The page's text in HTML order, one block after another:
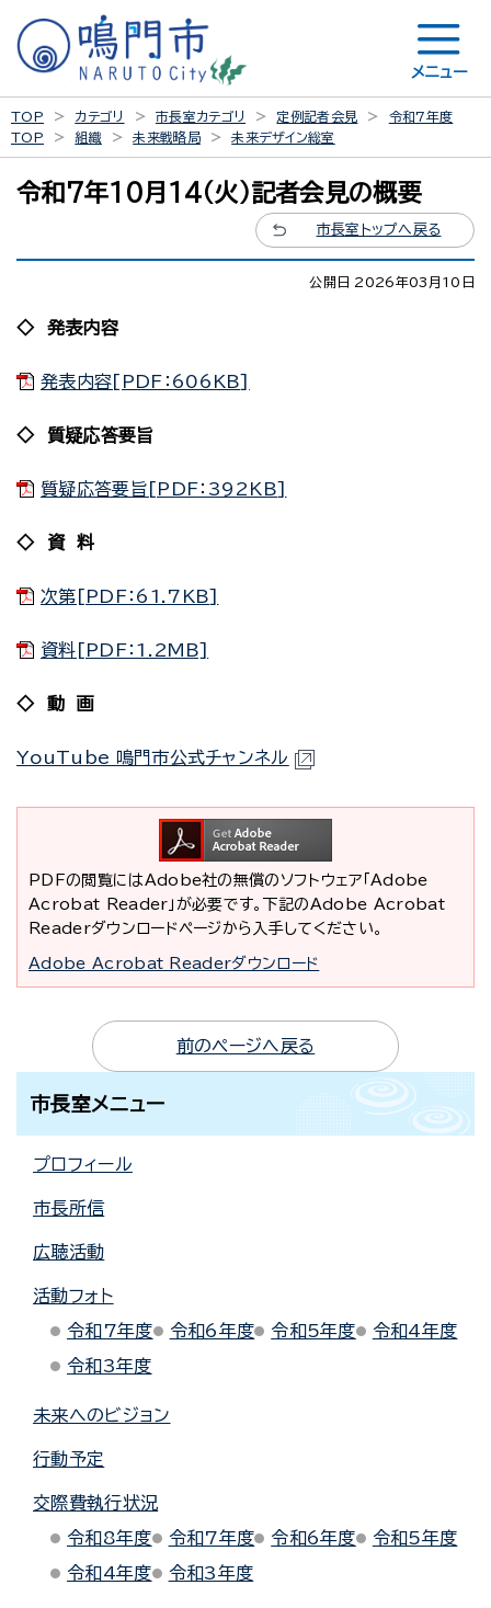
メニュー
TOP カテゴリ 市長室カテゴリ 定例記者会見
令和7年度
TOP
組織 未来戦略局 未来デザイン総室
令和7年10月14（火）記者会見の概要
市長室トップへ戻る
公開日 2026年03月10日
◇ 発表内容
発表内容[PDF：606KB]
◇ 質疑応答要旨
質疑応答要旨[PDF：392KB]
◇ 資 料
次第[PDF：61.7KB]
資料[PDF：1.2MB]
◇ 動 画
YouTube 鳴門市公式チャンネル
PDFの閲覧にはAdobe社の無償のソフトウェア「Adobe
Acrobat Reader」が必要です。下記のAdobe Acrobat
Readerダウンロードページから入手してください。
Adobe Acrobat Readerダウンロード
前のページへ戻る
市長室メニュー
プロフィール
市長所信
広聴活動
活動フォト
令和7年度
令和6年度 令和5年度
令和4年度
令和3年度
未来へのビジョン
行動予定
交際費執行状況
令和8年度
令和7年度 令和6年度
令和5年度
令和4年度
令和3年度